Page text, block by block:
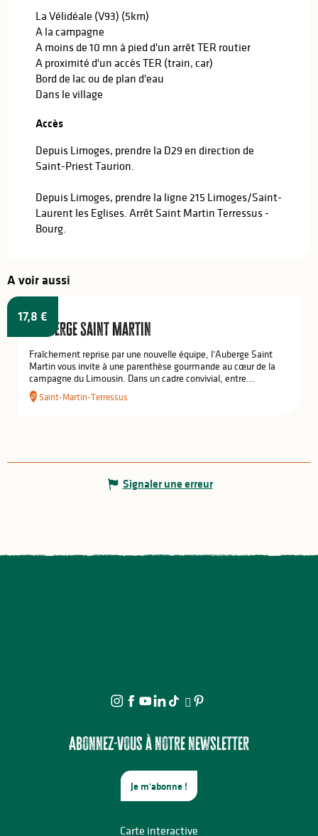
La Vélidéale (V93) (5km)
A la campagne
A moins de 10 mn à pied d'un arrêt TER routier
A proximité d'un accès TER (train, car)
Bord de lac ou de plan d'eau
Dans le village
Accès
Accès
Depuis Limoges, prendre la D29 en direction de
Saint-Priest Taurion.
Depuis Limoges, prendre la ligne 215 Limoges/Saint-
Laurent les Eglises. Arrêt Saint Martin Terressus -
Bourg.
A voir aussi
17,8 €
L'Auberge Saint Martin
Fraîchement reprise par une nouvelle équipe, l’Auberge Saint
Martin vous invite à une parenthèse gourmande au cœur de la
campagne du Limousin. Dans un cadre convivial, entre...
Saint-Martin-Terressus
Signaler une erreur
Abonnez-vous à notre newsletter
Je m'abonne !
Carte interactive